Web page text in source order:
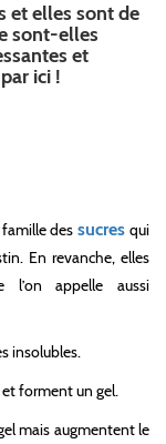
et elles sont de
sont-elles
et
ici !
des sucresqui
En revanche, elles
l’on appelle aussi
insolubles.
forment un gel.
mais augmentent le